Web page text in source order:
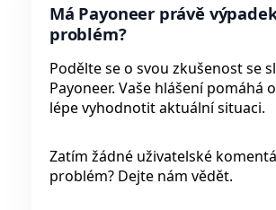
Má Payoneer právě
problém?
Podělte se o svou zkušenost se
Payoneer. Vaše hlášení pomáhá
lépe vyhodnotit aktuální situaci.
Zatím žádné uživatelské
problém? Dejte nám vědět.